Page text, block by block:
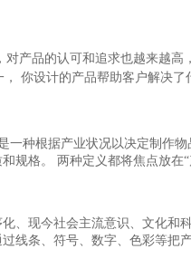
产品的认可和追求也越来越高，
你设计的产品帮助客户解决了
一种根据产业状况以决定制作
规格。 两种定义都将焦点放在“
、现今社会主流意识、文化和
线条、符号、数字、色彩等把